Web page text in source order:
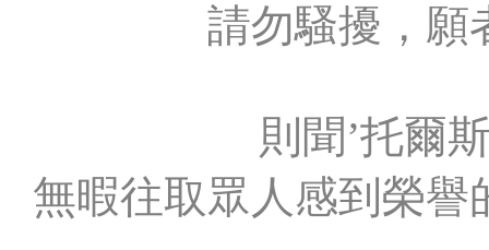
請勿騷擾，願
則聞’托爾
無暇往取眾人感到榮